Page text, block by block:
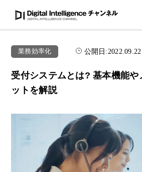
業務効率化 公開日:2022.09.22
受付システムとは? 基本機能や
ットを解説